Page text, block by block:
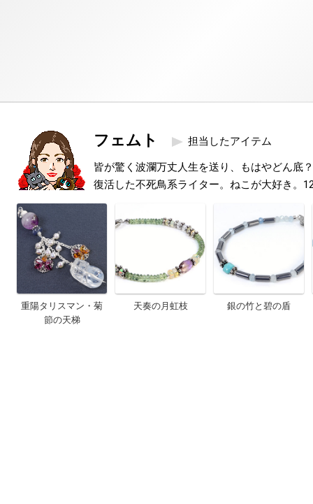
フェムト 担当したアイテム
皆が驚く波瀾万丈人生を送り、もはやどん底
復活した不死鳥系ライター。ねこが大好き。
重陽タリスマン・菊
節の天梯
天奏の月虹枝 銀の竹と碧の盾